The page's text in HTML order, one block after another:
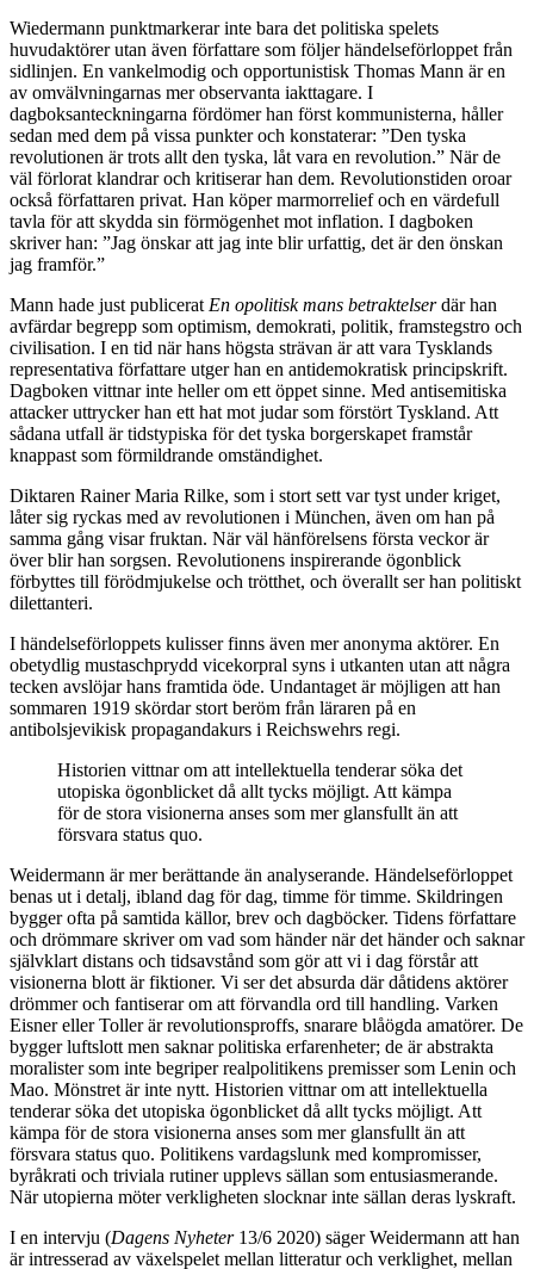
Wiedermann punktmarkerar inte bara det politiska spelets
huvudaktörer utan även författare som följer händelseförloppet från
sidlinjen. En vankelmodig och opportunistisk Thomas Mann är en
av omvälvningarnas mer observanta iakttagare. I
dagboksanteckningarna fördömer han först kommunisterna, håller
sedan med dem på vissa punkter och konstaterar: ”Den tyska
revolutionen är trots allt den tyska, låt vara en revolution.” När de
väl förlorat klandrar och kritiserar han dem. Revolutionstiden oroar
också författaren privat. Han köper marmorrelief och en värdefull
tavla för att skydda sin förmögenhet mot inflation. I dagboken
skriver han: ”Jag önskar att jag inte blir urfattig, det är den önskan
jag framför.”
Mann hade just publiceratEn opolitisk mans betraktelserdär han
avfärdar begrepp som optimism, demokrati, politik, framstegstro och
civilisation. I en tid när hans högsta strävan är att vara Tysklands
representativa författare utger han en antidemokratisk principskrift.
Dagboken vittnar inte heller om ett öppet sinne. Med antisemitiska
attacker uttrycker han ett hat mot judar som förstört Tyskland. Att
sådana utfall är tidstypiska för det tyska borgerskapet framstår
knappast som förmildrande omständighet.
Diktaren Rainer Maria Rilke, som i stort sett var tyst under kriget,
låter sig ryckas med av revolutionen i München, även om han på
samma gång visar fruktan. När väl hänförelsens första veckor är
över blir han sorgsen. Revolutionens inspirerande ögonblick
förbyttes till förödmjukelse och trötthet, och överallt ser han politiskt
dilettanteri.
I händelseförloppets kulisser finns även mer anonyma aktörer. En
obetydlig mustaschprydd vicekorpral syns i utkanten utan att några
tecken avslöjar hans framtida öde. Undantaget är möjligen att han
sommaren 1919 skördar stort beröm från läraren på en
antibolsjevikisk propagandakurs i Reichswehrs regi.
Historien vittnar om att intellektuella tenderar söka det
utopiska ögonblicket då allt tycks möjligt. Att kämpa
för de stora visionerna anses som mer glansfullt än att
försvara status quo.
Weidermann är merberättande än analyserande. Händelseförloppet
benas ut i detalj, ibland dag för dag, timme för timme. Skildringen
bygger ofta på samtida källor, brev och dagböcker. Tidens författare
och drömmare skriver om vad som händer när det händer och saknar
självklart distans och tidsavstånd som gör att vi i dag förstår att
visionerna blott är fiktioner. Vi ser det absurda där dåtidens aktörer
drömmer och fantiserar om att förvandla ord till handling. Varken
Eisner eller Toller är revolutionsproffs, snarare blåögda amatörer. De
bygger luftslott men saknar politiska erfarenheter; de är abstrakta
moralister som inte begriper realpolitikens premisser som Lenin och
Mao. Mönstret är inte nytt. Historien vittnar om att intellektuella
tenderar söka det utopiska ögonblicket då allt tycks möjligt. Att
kämpa för de stora visionerna anses som mer glansfullt än att
försvara status quo. Politikens vardagslunk med kompromisser,
byråkrati och triviala rutiner upplevs sällan som entusiasmerande.
När utopierna möter verkligheten slocknar inte sällan deras lyskraft.
I en intervju (Dagens Nyheter13/6 2020) säger Weidermann att han
är intresserad av växelspelet mellan litteratur och verklighet, mellan